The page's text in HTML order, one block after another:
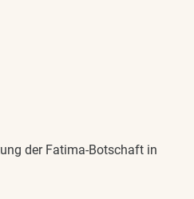
der Fatima-Botschaft in